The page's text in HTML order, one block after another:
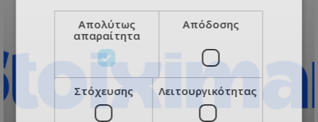
Απολύτως
απαραίτητα
Απόδοσης
Στόχευσης Λειτουργικότητας